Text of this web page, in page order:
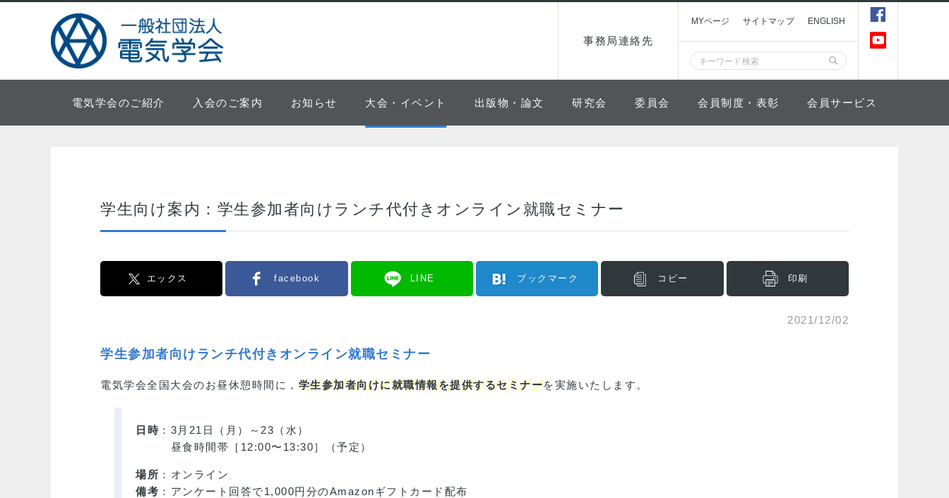
事務局連絡先
MYページ サイトマップ ENGLISH
電気学会のご紹介 入会のご案内 お知らせ 大会・イベント 出版物・論文 研究会 委員会 会員制度・表彰 会員サービス
学生向け案内：学生参加者向けランチ代付きオンライン就職セミナー
エックス facebook LINE ブックマーク コピー 印刷
2021/12/02
学生参加者向けランチ代付きオンライン就職セミナー
電気学会全国大会のお昼休憩時間に， 学生参加者向けに就職情報を提供するセミナーを実施いたします。
日時 ：3月21日（月）～23（水）
昼食時間帯［12:00〜13:30］（予定）
場所 ：オンライン
備考 ：アンケート回答で1,000円分のAmazonギフトカード配布